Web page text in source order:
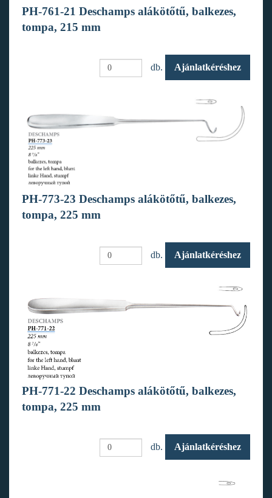
PH-761-21 Deschamps alákötőtű, balkezes,
tompa, 215 mm
db. Ajánlatkéréshez
PH-773-23 Deschamps alákötőtű, balkezes,
tompa, 225 mm
db. Ajánlatkéréshez
PH-771-22 Deschamps alákötőtű, balkezes,
tompa, 225 mm
db. Ajánlatkéréshez